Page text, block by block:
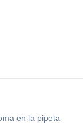
en la pipeta